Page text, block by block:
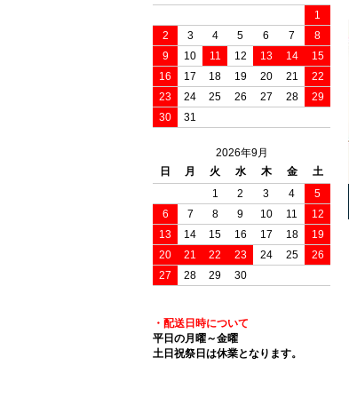
1
2
3 4 5 6 7
8
9
10 11 12 13 14
15
16
17 18 19 20 21
22
23
24 25 26 27 28
29
30
31
2026年9月
日
月 火 水 木 金
土
1
2 3 4
5
6
7 8 9 10 11
12
13
14 15 16 17 18
19
20
21 22 23 24 25
26
27
28 29 30
・配送日時について
平日の月曜～金曜
土日祝祭日は休業となります。